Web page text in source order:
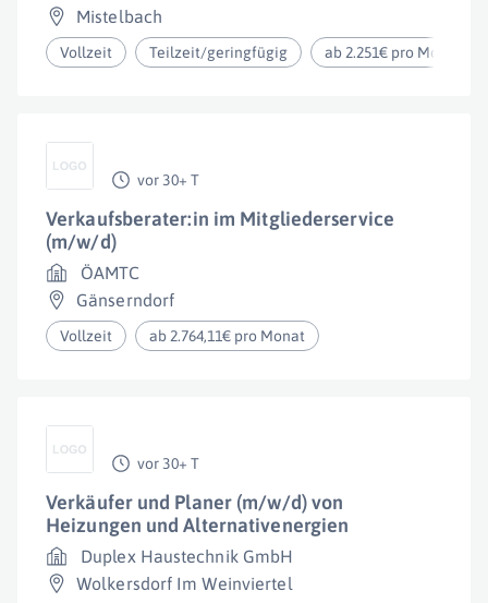
Mistelbach
Vollzeit Teilzeit/geringfügig ab 2.251€ pro Monat
vor 30+ T
Verkaufsberater:in im Mitgliederservice
(m/w/d)
ÖAMTC
Gänserndorf
Vollzeit ab 2.764,11€ pro Monat
vor 30+ T
Verkäufer und Planer (m/w/d) von
Heizungen und Alternativenergien
Duplex Haustechnik GmbH
Wolkersdorf Im Weinviertel